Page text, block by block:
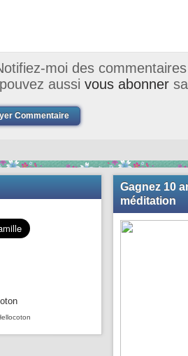
moi des
aussi vous abonner
Commentaire
Gagnez 10
méditation